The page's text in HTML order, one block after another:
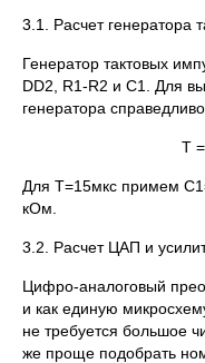
3.1. Расчет генератора
Генератор тактовых
DD2, R1-R2 и C1. Для
генератора
Т
Для Т=15мкс примем
кОм.
3.2. Расчет ЦАП и
Цифро-аналоговый
и как единую
не требуется большое
же проще подобрать